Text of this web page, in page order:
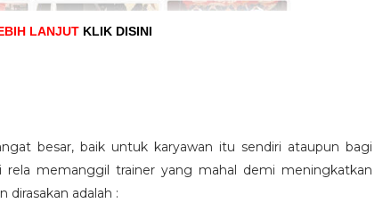
LANJUT KLIK DISINI
besar, baik untuk karyawan itu sendiri ataupun bagi
rela memanggil trainer yang mahal demi meningkatkan
dirasakan adalah :